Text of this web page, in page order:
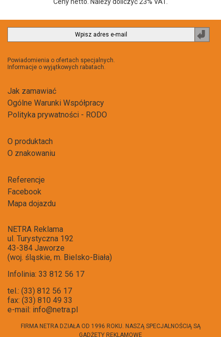
Powiadomienia o ofertach specjalnych.
Informacje o wyjątkowych rabatach.
Jak zamawiać
Ogólne Warunki Współpracy
Polityka prywatności - RODO
O produktach
O znakowaniu
Referencje
Facebook
Mapa dojazdu
NETRA Reklama
ul. Turystyczna 192
43-384 Jaworze
(woj. śląskie, m. Bielsko-Biała)
Infolinia: 33 812 56 17
tel.: (33) 812 56 17
fax: (33) 810 49 33
e-mail: info@netra.pl
FIRMA NETRA DZIAŁA OD 1996 ROKU. NASZĄ SPECJALNOŚCIĄ SĄ
GADŻETY REKLAMOWE